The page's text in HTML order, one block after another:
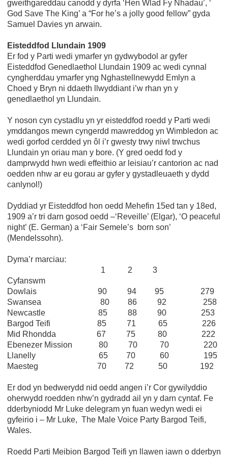
gweithgareddau canodd y dyrfa ‘Hen Wlad Fy Nhadau’, ‘
God Save The King’ a “For he’s a jolly good fellow” gyda
Samuel Davies yn arwain.
Eisteddfod Llundain 1909
Er fod y Parti wedi ymarfer yn gydwybodol ar gyfer
Eisteddfod Genedlaethol Llundain 1909 ac wedi cynnal
cyngherddau ymarfer yng Nghastellnewydd Emlyn a
Choed y Bryn ni ddaeth llwyddiant i’w rhan yn y
genedlaethol yn Llundain.
Y noson cyn cystadlu yn yr eisteddfod roedd y Parti wedi
ymddangos mewn cyngerdd mawreddog yn Wimbledon ac
wedi gorfod cerdded yn ôl i’r gwesty trwy niwl trwchus
Llundain yn oriau man y bore. (Y gred oedd fod y
damprwydd hwn wedi effeithio ar leisiau’r cantorion ac nad
oedden nhw ar eu gorau ar gyfer y gystadleuaeth y dydd
canlynol!)
Dyddiad yr Eisteddfod hon oedd Mehefin 15ed tan y 18ed,
1909 a’r tri darn gosod oedd –‘Reveille’ (Elgar), ‘O peaceful
night’ (E. German) a ‘Fair Semele’s born son’
(Mendelssohn).
Dyma’r marciau:
1 2 3
Cyfanswm
Dowlais 90 94 95 279
Swansea 80 86 92 258
Newcastle 85 88 90 253
Bargod Teifi 85 71 65 226
Mid Rhondda 67 75 80 222
Ebenezer Mission 80 70 70 220
Llanelly 65 70 60 195
Maesteg 70 72 50 192
Er dod yn bedwerydd nid oedd angen i’r Cor gywilyddio
oherwydd roedden nhw’n gydradd ail yn y darn cyntaf. Fe
dderbyniodd Mr Luke delegram yn fuan wedyn wedi ei
gyfeirio i – Mr Luke, The Male Voice Party Bargod Teifi,
Wales.
Roedd Parti Meibion Bargod Teifi yn llawen iawn o dderbyn